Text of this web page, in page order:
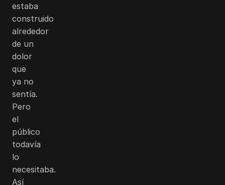
estaba
construido
alrededor
de un
dolor
que
ya no
sentía.
Pero
el
público
todavía
lo
necesitaba.
Así